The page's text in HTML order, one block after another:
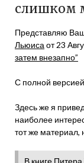
слишком
Представляю
Льюиса от 23
затем внезапно”
С полной
Здесь же я
наиболее
тот же материал,
В книге Питера